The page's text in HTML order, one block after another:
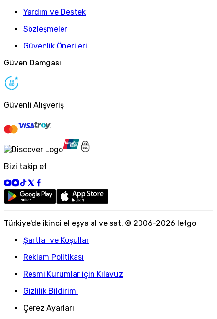
Yardım ve Destek
Sözleşmeler
Güvenlik Önerileri
Güven Damgası
Güvenli Alışveriş
Bizi takip et
Türkiye'de ikinci el eşya al ve sat. © 2006-2026 letgo
Şartlar ve Koşullar
Reklam Politikası
Resmi Kurumlar için Kılavuz
Gizlilik Bildirimi
Çerez Ayarları